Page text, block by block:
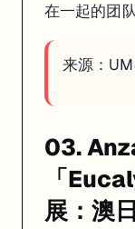
在一起的团队
来源：
03.
「
展：澳